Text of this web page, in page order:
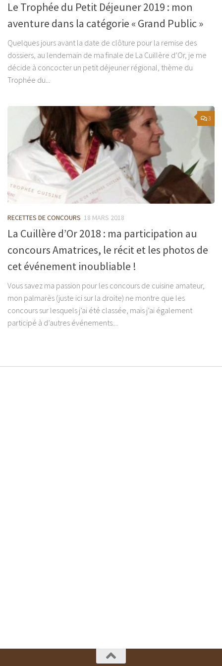
Le Trophée du Petit Déjeuner 2019 : mon
aventure dans la catégorie « Grand Public »
Quelques jours avant la date de clôture pour la remise des
dossiers, au lendemain de ma finale de La Cuillère d’Or, je me
décide à concocter un petit déjeuner régional, thème du
Trophée du...
3
RECETTES DE CONCOURS 18 MARS 2018
La Cuillère d’Or 2018 : ma participation au
concours Amatrices, le récit et les photos de
cet événement inoubliable !
Vous savez ma passion pour les concours de cuisine amateur,
mon palmarès (juste ici sur la droite) ne montre que les
concours sur lesquels j’ai été classée, mais j’ai également
participé à d’autres événements....